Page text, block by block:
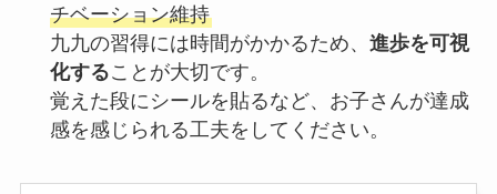
チベーション維持
九九の習得には時間がかかるため、 進歩を可視
化することが大切です。
覚えた段にシールを貼るなど、お子さんが達成
感を感じられる工夫をしてください。